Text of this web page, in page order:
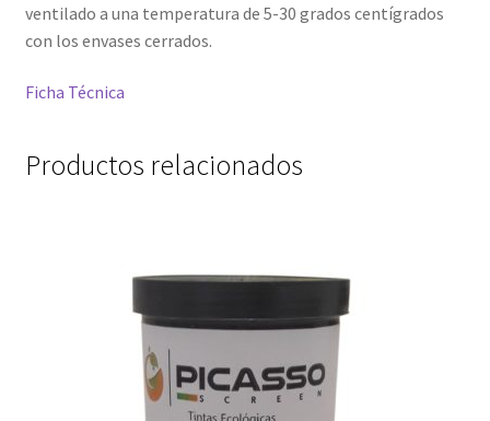
ventilado a una temperatura de 5-30 grados centígrados
con los envases cerrados.
Ficha Técnica
Productos relacionados